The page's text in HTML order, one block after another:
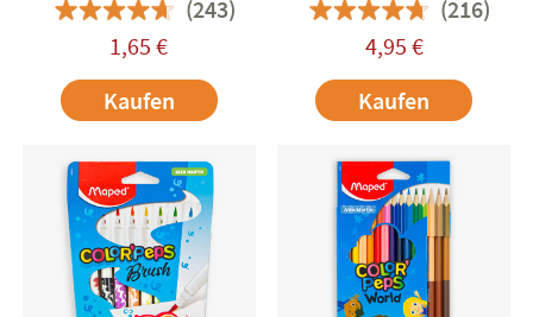
Baumwollbeutel
(243)
1,65 €
Kaufen
(216)
4,95 €
Kaufen